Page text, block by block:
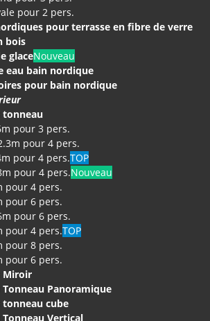
pour 2 pers.
pour terrasse en fibre de verre
bois
glaceNouveau
eau bain nordique
pour bain nordique
tonneau
pour 3 pers.
pour 4 pers.
pour 4 pers.TOP
pour 4 pers.Nouveau
pour 4 pers.
pour 6 pers.
pour 6 pers.
pour 4 pers.TOP
pour 8 pers.
pour 6 pers.
Miroir
Tonneau Panoramique
tonneau cube
Tonneau Vertical